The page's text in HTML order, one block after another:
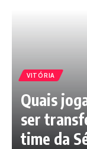
VITÓRIA
Quais
ser
time da